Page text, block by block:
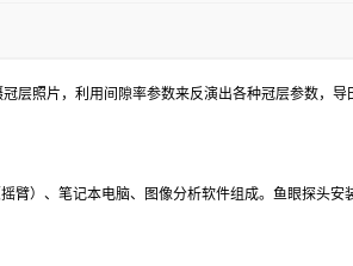
层照片，利用间隙率参数来反演出各种冠层参数，
）、笔记本电脑、图像分析软件组成。鱼眼探头